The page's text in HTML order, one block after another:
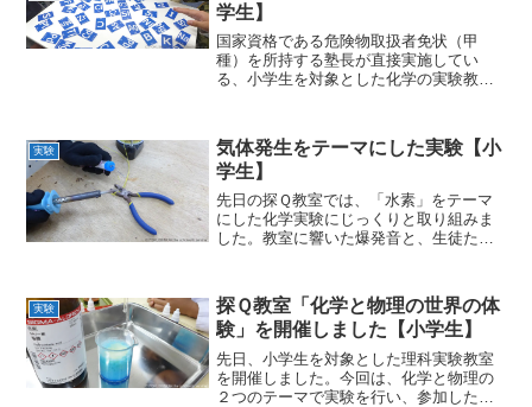
学生】
国家資格である危険物取扱者免状（甲
種）を所持する塾長が直接実施してい
る、小学生を対象とした化学の実験教室
低温探究と、ガラス細工の体験です。加
えて、レクリエーションの時間...
実験
気体発生をテーマにした実験【小
学生】
先日の探Ｑ教室では、「水素」をテーマ
にした化学実験にじっくりと取り組みま
した。教室に響いた爆発音と、生徒たち
暗記から始めました。覚えることの多い
元素記号ですが、手製のか...
実験
探Ｑ教室「化学と物理の世界の体
験」を開催しました【小学生】
先日、小学生を対象とした理科実験教室
を開催しました。今回は、化学と物理の
２つのテーマで実験を行い、参加した子